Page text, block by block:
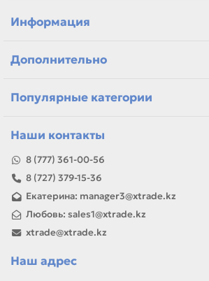
сравнение ресурса, цвета и типа
Казахстану
или задачей, товар можно использовать
ремонта, заправки, печати или
Информация
Дополнительно
Популярные категории
Наши контакты
8 (777) 361-00-56
8 (727) 379-15-36
Екатерина: manager3@xtrade.kz
Любовь: sales1@xtrade.kz
xtrade@xtrade.kz
Наш адрес